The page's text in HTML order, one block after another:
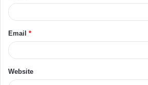
Email *
Website